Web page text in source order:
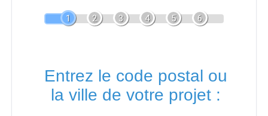
1 2 3 4 5 6
Entrez le code postal ou
la ville de votre projet :